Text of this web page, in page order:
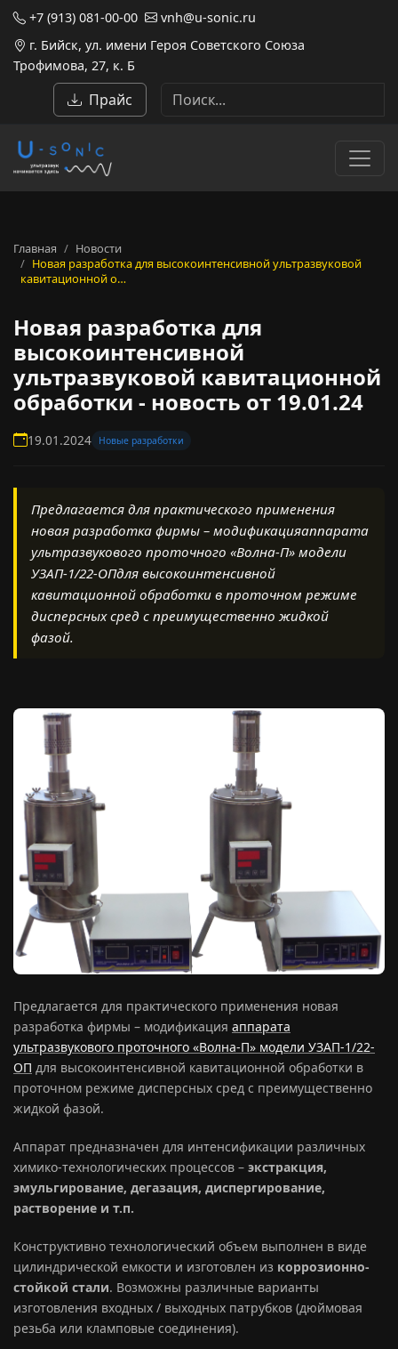
+7 (913) 081-00-00
vnh@u-sonic.ru
г. Бийск, ул. имени Героя Советского Союза
Трофимова, 27, к. Б
Прайс
Главная
Новости
Новая разработка для высокоинтенсивной ультразвуковой
кавитационной о…
Новая разработка для
высокоинтенсивной
ультразвуковой кавитационной
обработки - новость от 19.01.24
19.01.2024 Новые разработки
Предлагается для практического применения
новая разработка фирмы – модификацияаппарата
ультразвукового проточного «Волна-П» модели
УЗАП-1/22-ОПдля высокоинтенсивной
кавитационной обработки в проточном режиме
дисперсных сред с преимущественно жидкой
фазой.
Предлагается для практического применения новая
разработка фирмы – модификация аппарата
ультразвукового проточного «Волна-П» модели УЗАП-1/22-
ОП для высокоинтенсивной кавитационной обработки в
проточном режиме дисперсных сред с преимущественно
жидкой фазой.
Аппарат предназначен для интенсификации различных
химико-технологических процессов – экстракция,
эмульгирование, дегазация, диспергирование,
растворение и т.п.
Конструктивно технологический объем выполнен в виде
цилиндрической емкости и изготовлен из коррозионно-
стойкой стали. Возможны различные варианты
изготовления входных / выходных патрубков (дюймовая
резьба или кламповые соединения).